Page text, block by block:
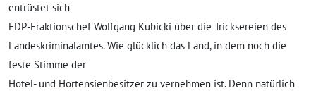
entrüstet sich
FDP-Fraktionschef Wolfgang Kubicki über die Tricksereien des
Landeskriminalamtes. Wie glücklich das Land, in dem noch die
feste Stimme der
Hotel- und Hortensienbesitzer zu vernehmen ist. Denn natürlich